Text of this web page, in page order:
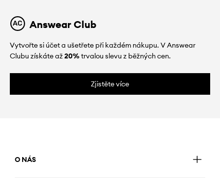
Answear Club
Vytvořte si účet a ušetřete při každém nákupu. V Answear
Clubu získáte až20%trvalou slevu z běžných cen.
Zjistěte více
O NÁS